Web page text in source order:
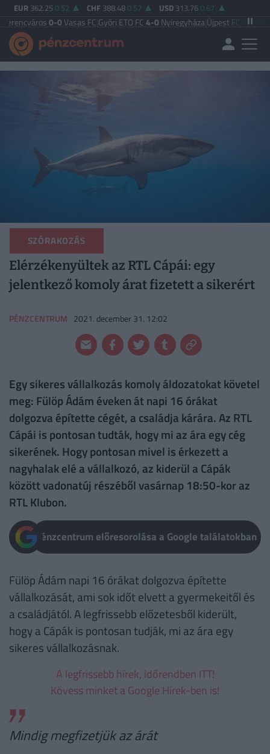
EUR 362.25 0.52 CHF 388.48 0.57 USD 313.76 0.67
0-0Vasas FC|Győri ETO FC4-0Nyíregyháza|Újpest FC4-2Debreceni
SZÓRAKOZÁS
Elérzékenyültek az RTL Cápái: egy
jelentkező komoly árat fizetett a sikerért
PÉNZCENTRUM 2021. december 31. 12:02
Egy sikeres vállalkozás komoly áldozatokat követel
meg: Fülöp Ádám éveken át napi 16 órákat
dolgozva építette cégét, a családja kárára. Az RTL
Cápái is pontosan tudták, hogy mi az ára egy cég
sikerének. Hogy pontosan mivel is érkezett a
nagyhalak elé a vállalkozó, az kiderül a Cápák
között vadonatúj részéből vasárnap 18:50-kor az
RTL Klubon.
Pénzcentrum előresorolása a Google találatokban
Fülöp Ádám napi 16 órákat dolgozva építette
vállalkozását, ami sok időt elvett a gyermekeitől és
a családjától. A legfrissebb előzetesből kiderült,
hogy a Cápák is pontosan tudják, mi az ára egy
sikeres vállalkozásnak.
A legfrissebb hírek, időrendben ITT!
Kövess minket a Google Hírek-ben is!
Mindig megfizetjük az árát